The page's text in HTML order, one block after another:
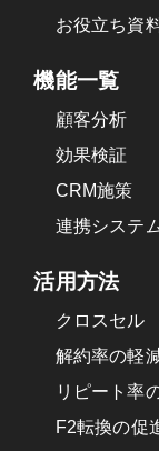
利用
の確保
(3)個人情報
切いたしませ
a.ご利用者の
c.サービス
d.統計的な
きない状態
e.第三者と
お役立ち資
機能一覧
顧客分析
効果検証
CRM施策
連携システ
活用方法
クロスセル
解約率の軽
リピート率
F2転換の促